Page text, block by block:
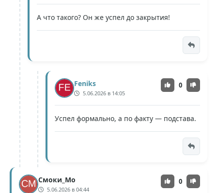
А что такого? Он же успел до закрытия!
Feniks
5.06.2026 в 14:05
0
Успел формально, а по факту — подстава.
Смоки_Мо
5.06.2026 в 04:44
0